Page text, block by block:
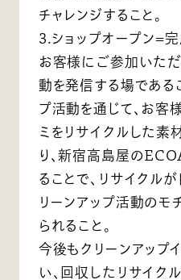
チャレンジすること。
3.ショップオープン=完
お客様にご参加いた
動を発信する場である
プ活動を通じて、お客
ミをリサイクルした素
り、新宿高島屋の
ることで、リサイクル
リーンアップ活動のモ
られること。
今後もクリーンアップ
い、回収したリサイク